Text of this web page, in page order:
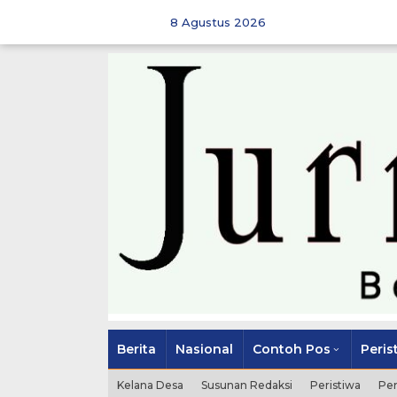
8 Agustus 2026
Berita Nasional Contoh Pos
Kelana Desa Susunan Redaksi Peristiwa